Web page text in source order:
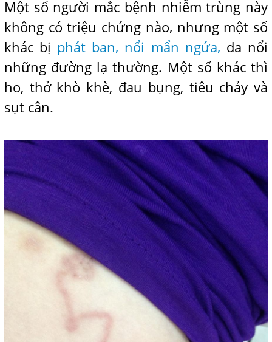
Một số người mắc bệnh nhiễm trùng này
không có triệu chứng nào, nhưng một số
khác bị phát ban, nổi mẩn ngứa, da nổi
những đường lạ thường. Một số khác thì
ho, thở khò khè, đau bụng, tiêu chảy và
sụt cân.